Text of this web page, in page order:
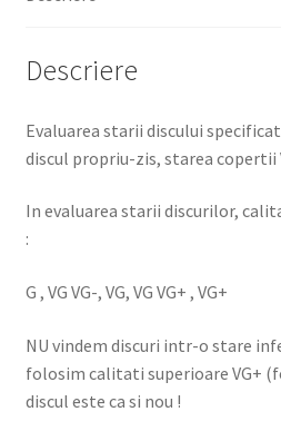
Descriere
Evaluarea starii discului
discul propriu-zis, starea copertii
In evaluarea starii discurilor,
:
G , VG VG-, VG, VG VG+ , VG+
NU vindem discuri intr-o stare
folosim calitati superioare VG+
discul este ca si nou !